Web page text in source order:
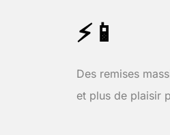
⚡📱
Des remises
et plus de plaisir